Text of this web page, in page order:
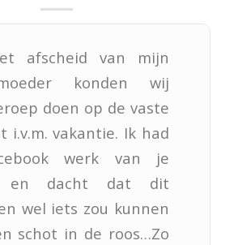
afscheid van mijn
konden wij
doen op de vaste
i.v.m. vakantie. Ik had
werk van je
en dacht dat dit
wel iets zou kunnen
schot in de roos…Zo